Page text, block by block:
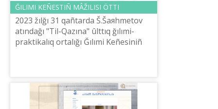
ĞILIMI KEÑESTІÑ MÂŽІLІSІ ÖTTІ
2023 žılğı 31 qañtarda Š.Šaяhmetov
atındağı "Tіl-Qazına" ûlttıq ğılımi-
praktikalıq ortalığı Ğılımi Keñesіnіñ